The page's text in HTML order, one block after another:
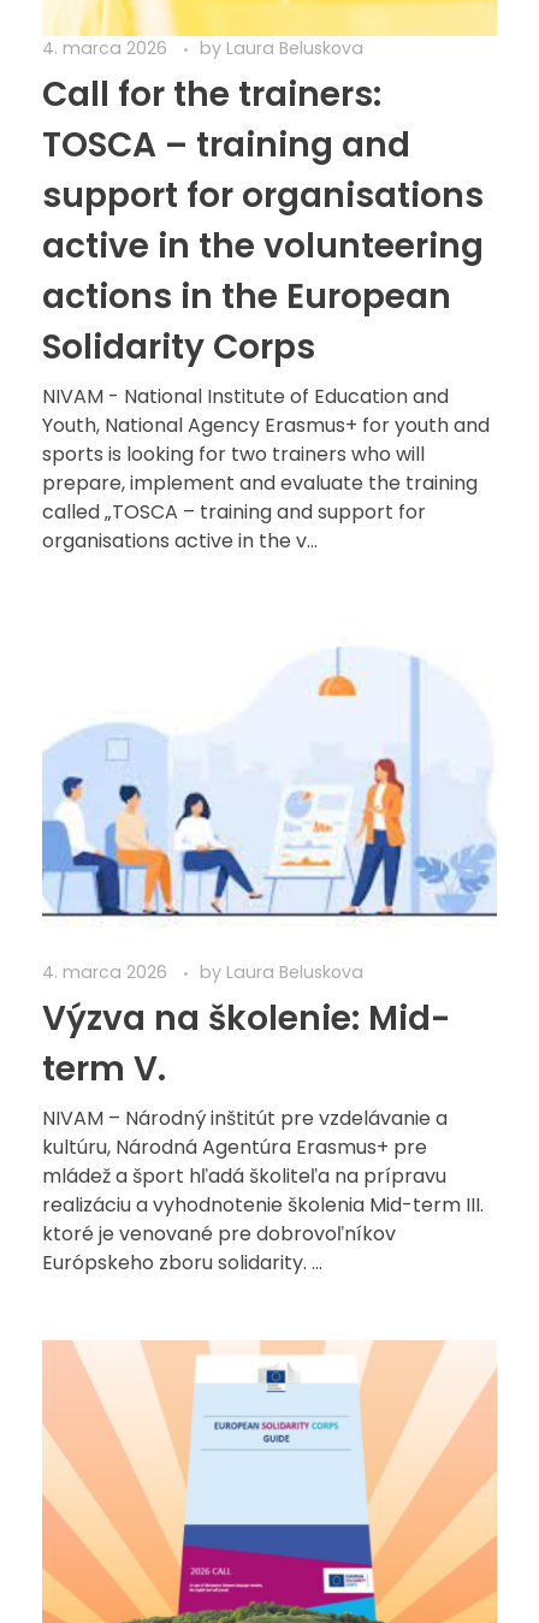
4. marca 2026 by Laura Beluskova
Call for the trainers:
TOSCA – training and
support for organisations
active in the volunteering
actions in the European
Solidarity Corps
NIVAM - National Institute of Education and
Youth, National Agency Erasmus+ for youth and
sports is looking for two trainers who will
prepare, implement and evaluate the training
called „TOSCA – training and support for
organisations active in the v...
4. marca 2026 by Laura Beluskova
Výzva na školenie: Mid-
term V.
NIVAM – Národný inštitút pre vzdelávanie a
kultúru, Národná Agentúra Erasmus+ pre
mládež a šport hľadá školiteľa na prípravu
realizáciu a vyhodnotenie školenia Mid-term III.
ktoré je venované pre dobrovoľníkov
Európskeho zboru solidarity. ...